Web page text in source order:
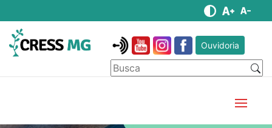
Ouvidoria